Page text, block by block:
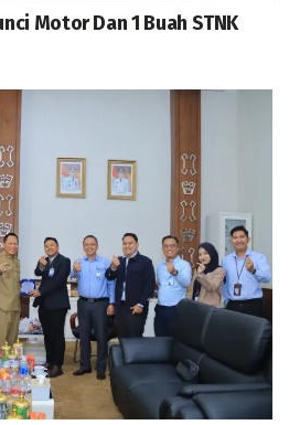
Motor Dan 1 Buah STNK